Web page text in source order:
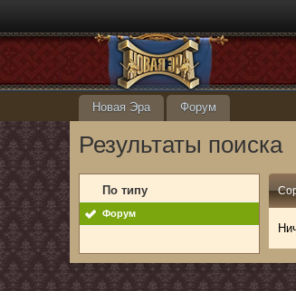
Новая Эра Форум
Результаты поиска
По типу
Форум